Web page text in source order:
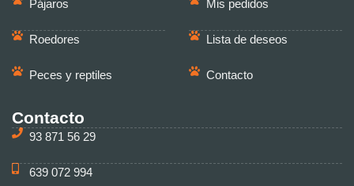
Pájaros
Roedores
Peces y reptiles
Mis pedidos
Lista de deseos
Contacto
Contacto
93 871 56 29
639 072 994